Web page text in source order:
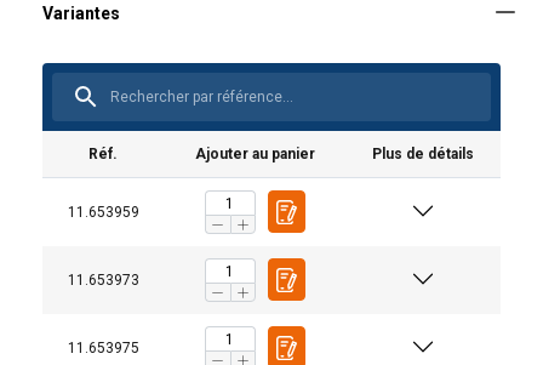
Réf. Ajouter au panier Plus de détails
11.653959
11.653973
11.653975